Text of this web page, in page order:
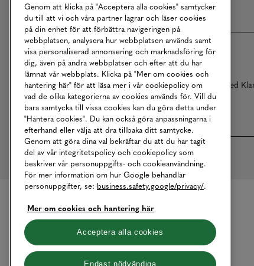
Betalningar online sköts i samarbete med
Genom att klicka på "Acceptera alla cookies" samtycker
du till att vi och våra partner lagrar och läser cookies
på din enhet för att förbättra navigeringen på
webbplatsen, analysera hur webbplatsen används samt
visa personaliserad annonsering och marknadsföring för
dig, även på andra webbplatser och efter att du har
lämnat vår webbplats. Klicka på "Mer om cookies och
hantering här" för att läsa mer i vår cookiepolicy om
vad de olika kategorierna av cookies används för. Vill du
bara samtycka till vissa cookies kan du göra detta under
"Hantera cookies". Du kan också göra anpassningarna i
efterhand eller välja att dra tillbaka ditt samtycke.
Genom att göra dina val bekräftar du att du har tagit
del av vår integritetspolicy och cookiepolicy som
beskriver vår personuppgifts- och cookieanvändning.
För mer information om hur Google behandlar
personuppgifter, se: business.safety.google/privacy/.
Mer om cookies och hantering här
Acceptera alla cookies
Endast nödvändiga